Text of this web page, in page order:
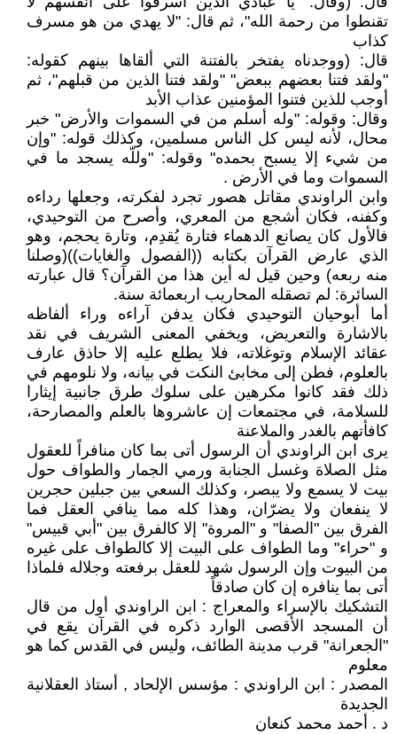
تقنطوا من رحمة الله"، ثم قال: "لا يهدي من هو مسرف
كذاب
قال: (ووجدناه يفتخر بالفتنة التي ألقاها بينهم كقوله:
"ولقد فتنا بعضهم ببعض" "ولقد فتنا الذين من قبلهم"، ثم
أوجب للذين فتنوا المؤمنين عذاب الأبد
وقال: وقوله: "وله أسلم من في السموات والأرض" خبر
محال، لأنه ليس كل الناس مسلمين، وكذلك قوله: "وإن
من شيء إلا يسبح بحمده" وقوله: "وللّه يسجد ما في
السموات وما في الأرض .
وابن الراوندي مقاتل هصور تجرد لفكرته، وجعلها رداءه
وكفنه، فكان أشجع من المعري، وأصرح من التوحيدي،
فالأول كان يصانع الدهماء فتارة يُقدِم، وتارة يحجم، وهو
الذي عارض القرآن بكتابه ((الفصول والغايات))(وصلنا
منه ربعه) وحين قيل له أين هذا من القرآن؟ قال عبارته
السائرة: لم تصقله المحاريب اربعمائة سنة.
أما أبوحيان التوحيدي فكان يدفن آراءه وراء ألفاظه
بالاشارة والتعريض، ويخفي المعنى الشريف في نقد
عقائد الإسلام وتوغلاته، فلا يطلع عليه إلا حاذق عارف
بالعلوم، فطن إلى مخابئ النكت في بيانه، ولا نلومهم في
ذلك فقد كانوا مكرهين على سلوك طرق جانبية إيثارا
للسلامة، في مجتمعات إن عاشروها بالعلم والمصارحة،
كافأتهم بالغدر والملاعنة
يرى ابن الراوندي أن الرسول أتى بما كان منافراً للعقول
مثل الصلاة وغسل الجنابة ورمي الجمار والطواف حول
بيت لا يسمع ولا يبصر، وكذلك السعي بين جبلين حجرين
لا ينفعان ولا يضرّان، وهذا كله مما ينافي العقل فما
الفرق بين "الصفا" و "المروة" إلا كالفرق بين "أبي قبيس"
و "حراء" وما الطواف على البيت إلا كالطواف على غيره
من البيوت وإن الرسول شهد للعقل برفعته وجلاله فلماذا
أتى بما ينافره إن كان صادقاً
التشكيك بالإسراء والمعراج : ابن الراوندي أول من قال
أن المسجد الأقصى الوارد ذكره في القرآن يقع في
"الجعرانة" قرب مدينة الطائف، وليس في القدس كما هو
معلوم
المصدر : ابن الراوندي : مؤسس الإلحاد , أستاذ العقلانية
الجديدة
د . أحمد محمد كنعان